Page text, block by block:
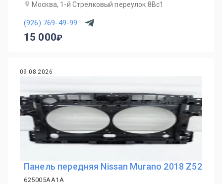
Москва, 1-й Cтрелковый переулок 8Вс1
(926) 769-49-99
15 000
09.08.2026
Панель передняя Nissan Murano 2018 Z52
625005AA1A